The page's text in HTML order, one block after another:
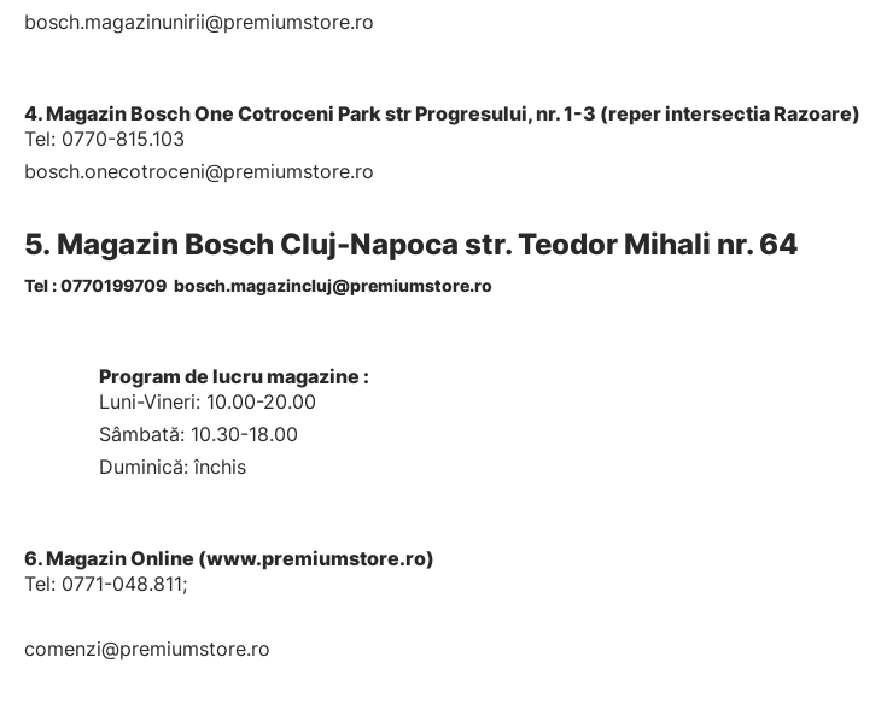
bosch.magazinunirii@premiumstore.ro
4. Magazin Bosch One Cotroceni Park str Progresului, nr. 1-3 (reper intersectia Razoare)
Tel: 0770-815.103
bosch.onecotroceni@premiumstore.ro
5. Magazin Bosch Cluj-Napoca str. Teodor Mihali nr. 64
Tel :0770199709 bosch.magazincluj@premiumstore.ro
Program de lucru magazine :
Luni-Vineri: 10.00-20.00
Sâmbată: 10.30-18.00
Duminică: închis
6. Magazin Online (www.premiumstore.ro)
Tel: 0771-048.811;
comenzi@premiumstore.ro